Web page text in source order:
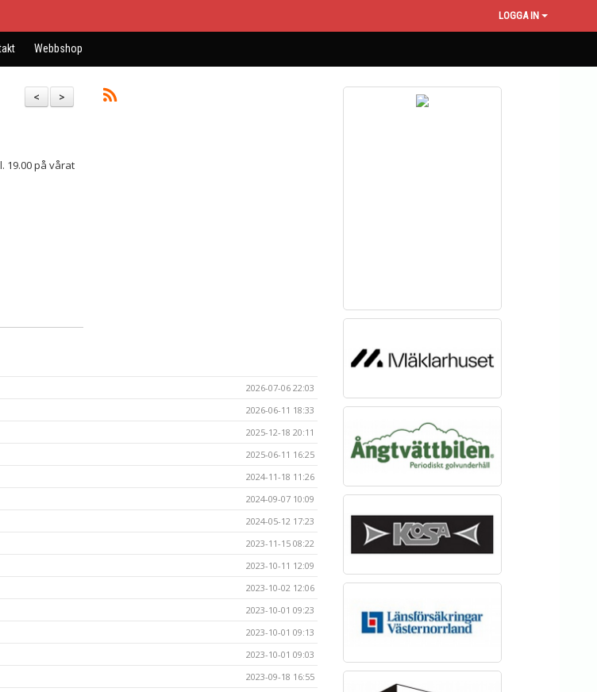
LOGGA IN
Webbshop
>
<
19.00 på vårat
2026-07-06 22:03
2026-06-11 18:33
2025-12-18 20:11
2025-06-11 16:25
2024-11-18 11:26
2024-09-07 10:09
2024-05-12 17:23
2023-11-15 08:22
2023-10-11 12:09
2023-10-02 12:06
2023-10-01 09:23
2023-10-01 09:13
2023-10-01 09:03
2023-09-18 16:55